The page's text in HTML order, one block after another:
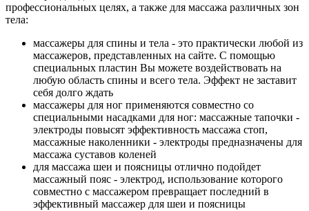
профессиональных целях, а также для массажа различных зон
тела:
массажеры для спины и тела - это практически любой из
массажеров, представленных на сайте. С помощью
специальных пластин Вы можете воздействовать на
любую область спины и всего тела. Эффект не заставит
себя долго ждать
массажеры для ног применяются совместно со
специальными насадками для ног: массажные тапочки -
электроды повысят эффективность массажа стоп,
массажные наколенники - электроды предназначены для
массажа суставов коленей
для массажа шеи и поясницы отлично подойдет
массажный пояс - электрод, использование которого
совместно с массажером превращает последний в
эффективный массажер для шеи и поясницы